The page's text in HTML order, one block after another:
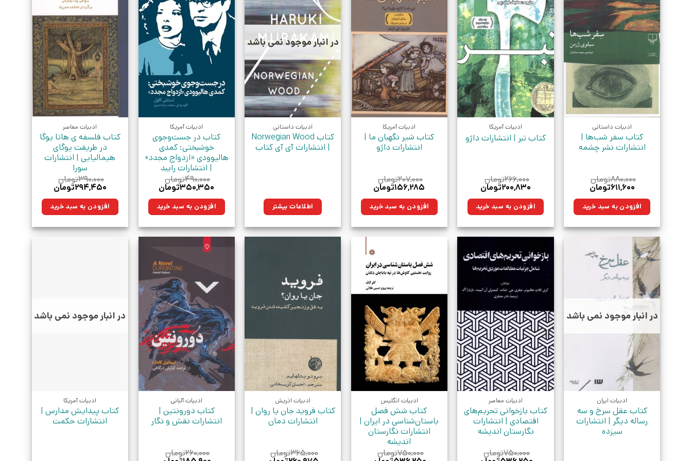
ادبیات داستانی
کتاب سفر شب‌ها |
انتشارات نشر چشمه
۸۸۰,۰۰۰تومان
قیمت
۸۸۰,۰۰۰تومان
بود.
۶۱۱,۶۰۰تومان
۶۱۱,۶۰۰تومان.افزودن به سبد خرید
ادبیات آمریکا
کتاب تبر | انتشارات داژو
۲۶۶,۰۰۰تومان
قیمت
۲۶۶,۰۰۰تومان
بود.
۲۰۰,۸۳۰تومانقیمت
۲۰۰,۸۳۰تومان.افزودن به سبد خرید
ادبیات آمریکا
کتاب شیر نگهبان ما |
انتشارات داژو
۲۰۷,۰۰۰تومان
قیمت
۲۰۷,۰۰۰تومان
بود.
۱۵۶,۲۸۵تومانقیمت
۱۵۶,۲۸۵تومان.افزودن به سبد خرید
در انبار موجود نمی باشد
ادبیات داستانی
کتاب Norwegian Wood
| انتشارات آی آی کتاب
اطلاعات بیشتر
ادبیات آمریکا
کتاب در جست‌‌وجوی
خوشبختی: کمدی
هالیوودی «ازدواج مجدد»
| انتشارات رایبد
۴۹۰,۰۰۰تومان
قیمت
۴۹۰,۰۰۰تومان
بود.
۳۵۰,۳۵۰تومانقیمت
۳۵۰,۳۵۰تومان.افزودن به سبد خرید
ادبیات معاصر
کتاب فلسفه ی هاتا یوگا
در طریقت یوگای
هیمالیایی | انتشارات
سورا
۳۹۰,۰۰۰تومان
قیمت
۳۹۰,۰۰۰تومان
بود.
۲۹۴,۴۵۰تومان
۲۹۴,۴۵۰تومان.افزودن به سبد خرید
در انبار موجود نمی باشد
ادبیات ایران
کتاب عقل سرخ و سه
رساله دیگر | انتشارات
سیزده
ادبیات معاصر
کتاب بازخوانی تحریم‌های
اقتصادی | انتشارات
نگارستان اندیشه
۷۵۰,۰۰۰تومان
ادبیات انگلیس
کتاب شش فصل
باستان‌شناسی در ایران |
انتشارات نگارستان
اندیشه
۷۵۰,۰۰۰تومان
ادبیات اتریش
کتاب فروید جان یا روان |
انتشارات دمان
۳۶۵,۰۰۰تومان
ادبیات آلبانی
کتاب دورونتین |
انتشارات نقش و نگار
۲۶۰,۰۰۰تومان
در انبار موجود نمی باشد
ادبیات آمریکا
کتاب پیدایش مدارس |
انتشارات حکمت